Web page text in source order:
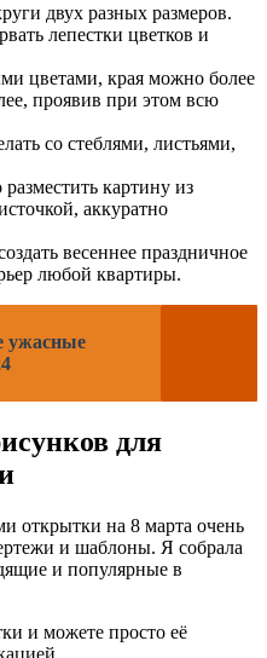
двух разных размеров.
лепестки цветков и
цветами, края можно более
проявив при этом всю
со стеблями, листьями,
картину из
аккуратно
весеннее праздничное
любой квартиры.
ужасные
для
открытки на 8 марта очень
и шаблоны. Я собрала
и популярные в
и можете просто её